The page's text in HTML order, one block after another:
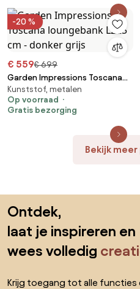
-20 %
€ 559€ 699
Garden Impressions Toscana
loungebank L225 cm - donker
grijs
Kunststof, metalen
Op voorraad
Gratis bezorging
Bekijk
Ontdek,
laat je inspireren en
wees volledig
Krijg toegang tot alle functies